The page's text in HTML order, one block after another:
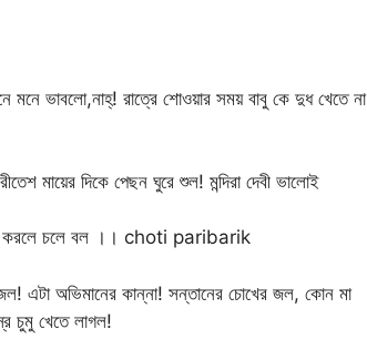
মনে ভাবলো,নাহ্! রাত্রে শোওয়ার সময় বাবু কে দুধ খেতে না
মায়ের দিকে পেছন ঘুরে শুল! মন্দিরা দেবী ভালোই
করলে চলে বল ।। choti paribarik
এটা অভিমানের কান্না! সন্তানের চোখের জল, কোন মা
চুমু খেতে লাগল!